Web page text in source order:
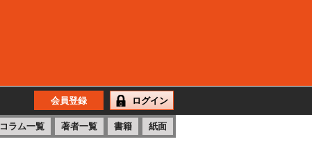
会員登録 ログイン
コラム一覧 著者一覧 書籍 紙面